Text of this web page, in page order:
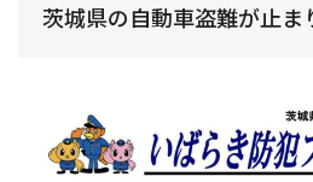
茨城県の自動車盗難が止ま